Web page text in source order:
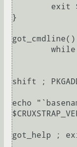
}
shift ;
echo
got_help ;